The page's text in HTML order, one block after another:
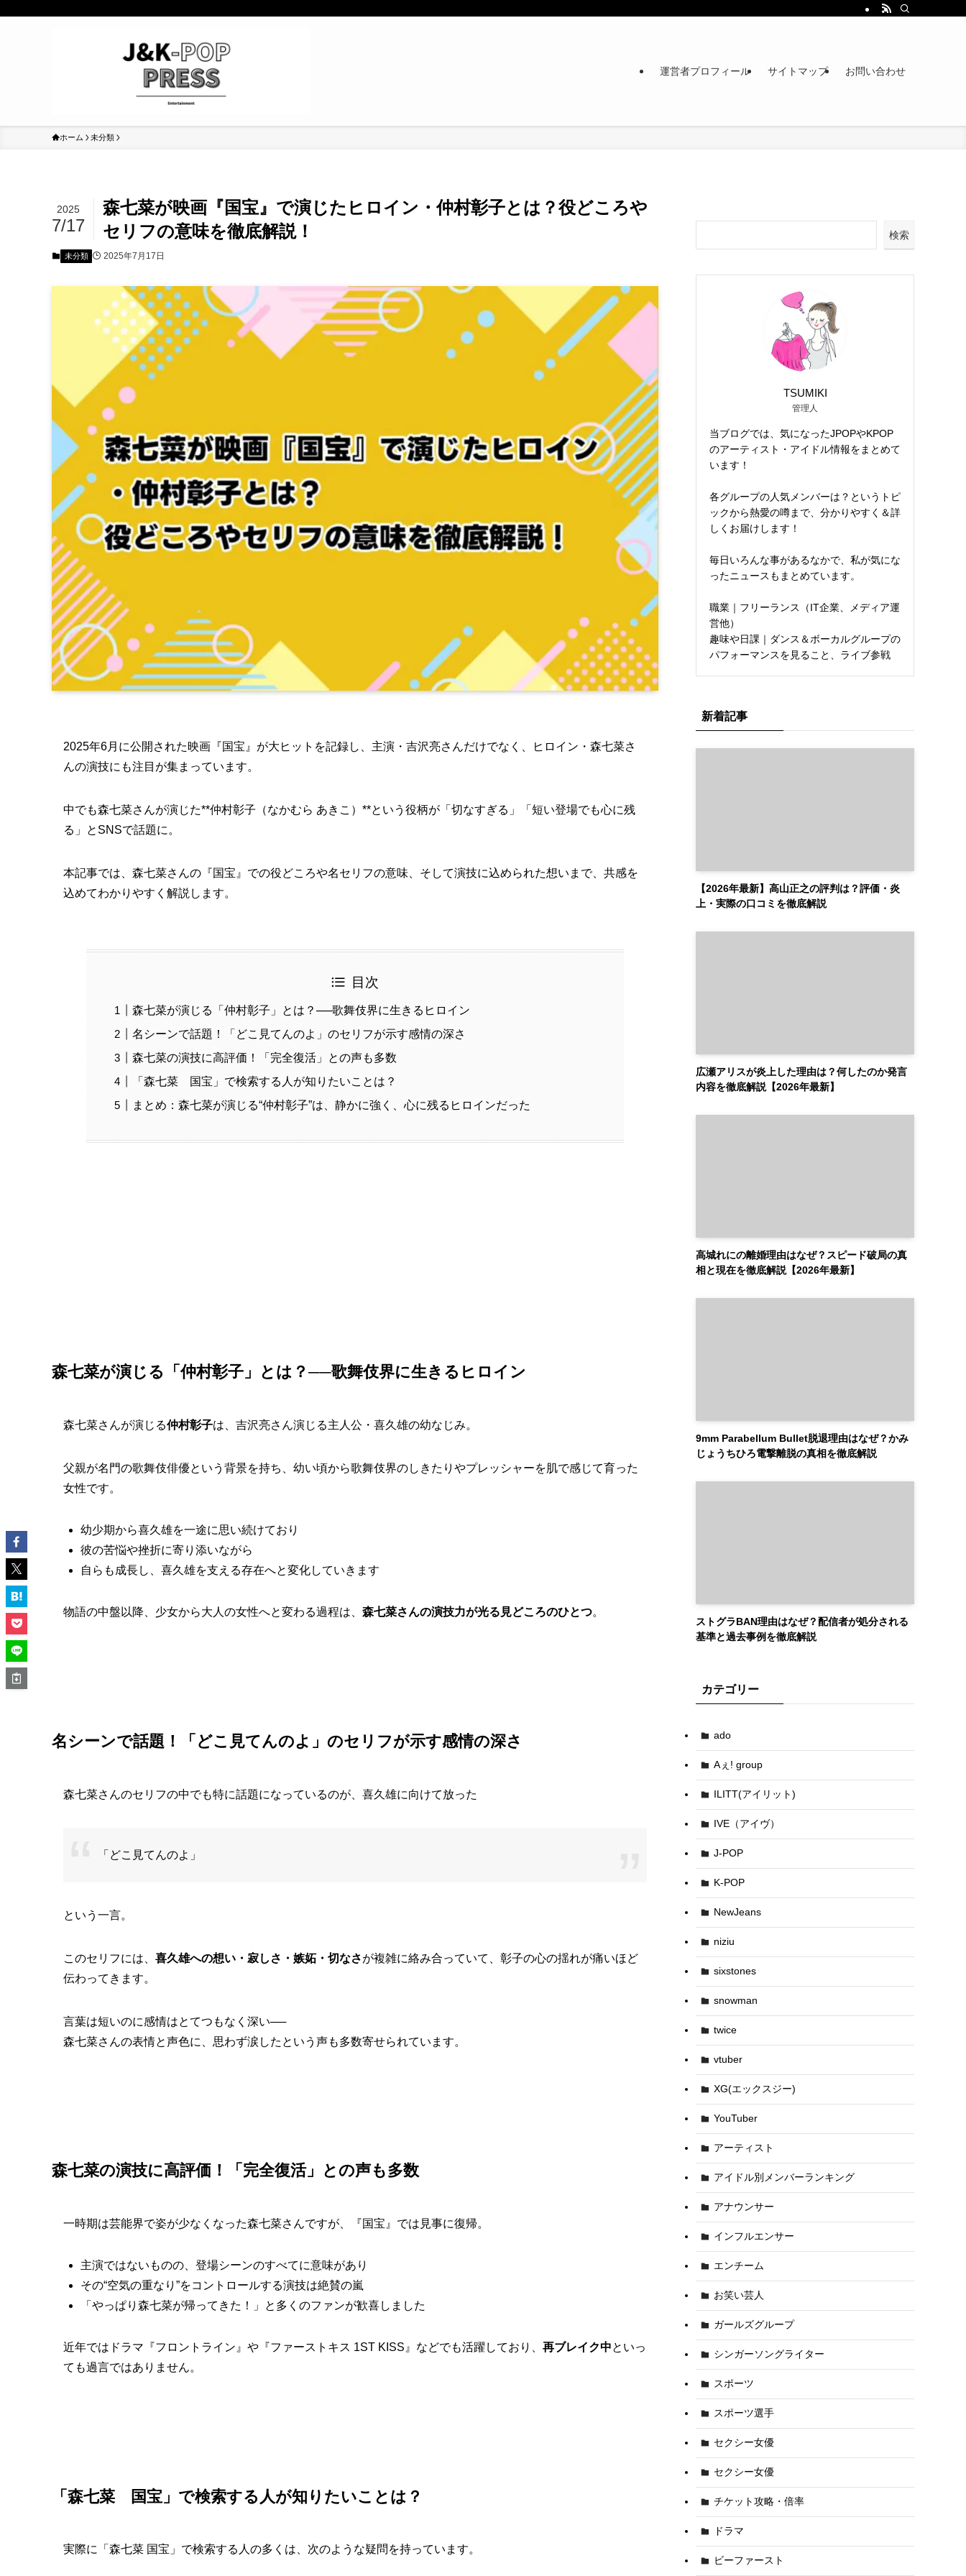
運営者プロフィール サイトマップ お問い合わせ
ホーム 未分類
森七菜が映画『国宝』で演じたヒロイン・仲村彰子とは？役どころや
セリフの意味を徹底解説！
2025
7/17
未分類 2025年7月17日
2025年6月に公開された映画『国宝』が大ヒットを記録し、主演・吉沢亮さんだけでなく、ヒロイン・森七菜さ
んの演技にも注目が集まっています。
中でも森七菜さんが演じた**仲村彰子（なかむら あきこ）**という役柄が「切なすぎる」「短い登場でも心に残
る」とSNSで話題に。
本記事では、森七菜さんの『国宝』での役どころや名セリフの意味、そして演技に込められた想いまで、共感を
込めてわかりやすく解説します。
目次
森七菜が演じる「仲村彰子」とは？──歌舞伎界に生きるヒロイン
名シーンで話題！「どこ見てんのよ」のセリフが示す感情の深さ
森七菜の演技に高評価！「完全復活」との声も多数
「森七菜 国宝」で検索する人が知りたいことは？
まとめ：森七菜が演じる“仲村彰子”は、静かに強く、心に残るヒロインだった
森七菜が演じる「仲村彰子」とは？──歌舞伎界に生きるヒロイン
森七菜さんが演じる仲村彰子は、吉沢亮さん演じる主人公・喜久雄の幼なじみ。
父親が名門の歌舞伎俳優という背景を持ち、幼い頃から歌舞伎界のしきたりやプレッシャーを肌で感じて育った
女性です。
幼少期から喜久雄を一途に思い続けており
彼の苦悩や挫折に寄り添いながら
自らも成長し、喜久雄を支える存在へと変化していきます
物語の中盤以降、少女から大人の女性へと変わる過程は、 森七菜さんの演技力が光る見どころのひとつ。
名シーンで話題！「どこ見てんのよ」のセリフが示す感情の深さ
森七菜さんのセリフの中でも特に話題になっているのが、喜久雄に向けて放った
「どこ見てんのよ」
という一言。
このセリフには、 喜久雄への想い・寂しさ・嫉妬・切なさが複雑に絡み合っていて、彰子の心の揺れが痛いほど
伝わってきます。
言葉は短いのに感情はとてつもなく深い──
森七菜さんの表情と声色に、思わず涙したという声も多数寄せられています。
森七菜の演技に高評価！「完全復活」との声も多数
一時期は芸能界で姿が少なくなった森七菜さんですが、『国宝』では見事に復帰。
主演ではないものの、登場シーンのすべてに意味があり
その“空気の重なり”をコントロールする演技は絶賛の嵐
「やっぱり森七菜が帰ってきた！」と多くのファンが歓喜しました
近年ではドラマ『フロントライン』や『ファーストキス 1ST KISS』などでも活躍しており、 再ブレイク中といっ
ても過言ではありません。
「森七菜 国宝」で検索する人が知りたいことは？
実際に「森七菜 国宝」で検索する人の多くは、次のような疑問を持っています。
検索
TSUMIKI
管理人
当ブログでは、気になったJPOPやKPOP
のアーティスト・アイドル情報をまとめて
います！
各グループの人気メンバーは？というトピ
ックから熱愛の噂まで、分かりやすく＆詳
しくお届けします！
毎日いろんな事があるなかで、私が気にな
ったニュースもまとめています。
職業｜フリーランス（IT企業、メディア運
営他）
趣味や日課｜ダンス＆ボーカルグループの
パフォーマンスを見ること、ライブ参戦
新着記事
【2026年最新】高山正之の評判は？評価・炎
上・実際の口コミを徹底解説
広瀬アリスが炎上した理由は？何したのか発言
内容を徹底解説【2026年最新】
高城れにの離婚理由はなぜ？スピード破局の真
相と現在を徹底解説【2026年最新】
9mm Parabellum Bullet脱退理由はなぜ？かみ
じょうちひろ電撃離脱の真相を徹底解説
ストグラBAN理由はなぜ？配信者が処分される
基準と過去事例を徹底解説
カテゴリー
ado
Aぇ! group
ILITT(アイリット)
IVE（アイヴ）
J-POP
K-POP
NewJeans
niziu
sixstones
snowman
twice
vtuber
XG(エックスジー)
YouTuber
アーティスト
アイドル別メンバーランキング
アナウンサー
インフルエンサー
エンチーム
お笑い芸人
ガールズグループ
シンガーソングライター
スポーツ
スポーツ選手
セクシー女優
セクシー女優
チケット攻略・倍率
ドラマ
ビーファースト